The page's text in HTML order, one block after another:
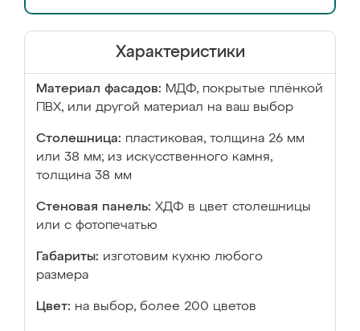
Характеристики
Материал фасадов: МДФ, покрытые плёнкой
ПВХ, или другой материал на ваш выбор
Столешница: пластиковая, толщина 26 мм
или 38 мм; из искусственного камня,
толщина 38 мм
Стеновая панель: ХДФ в цвет столешницы
или с фотопечатью
Габариты: изготовим кухню любого
размера
Цвет: на выбор, более 200 цветов